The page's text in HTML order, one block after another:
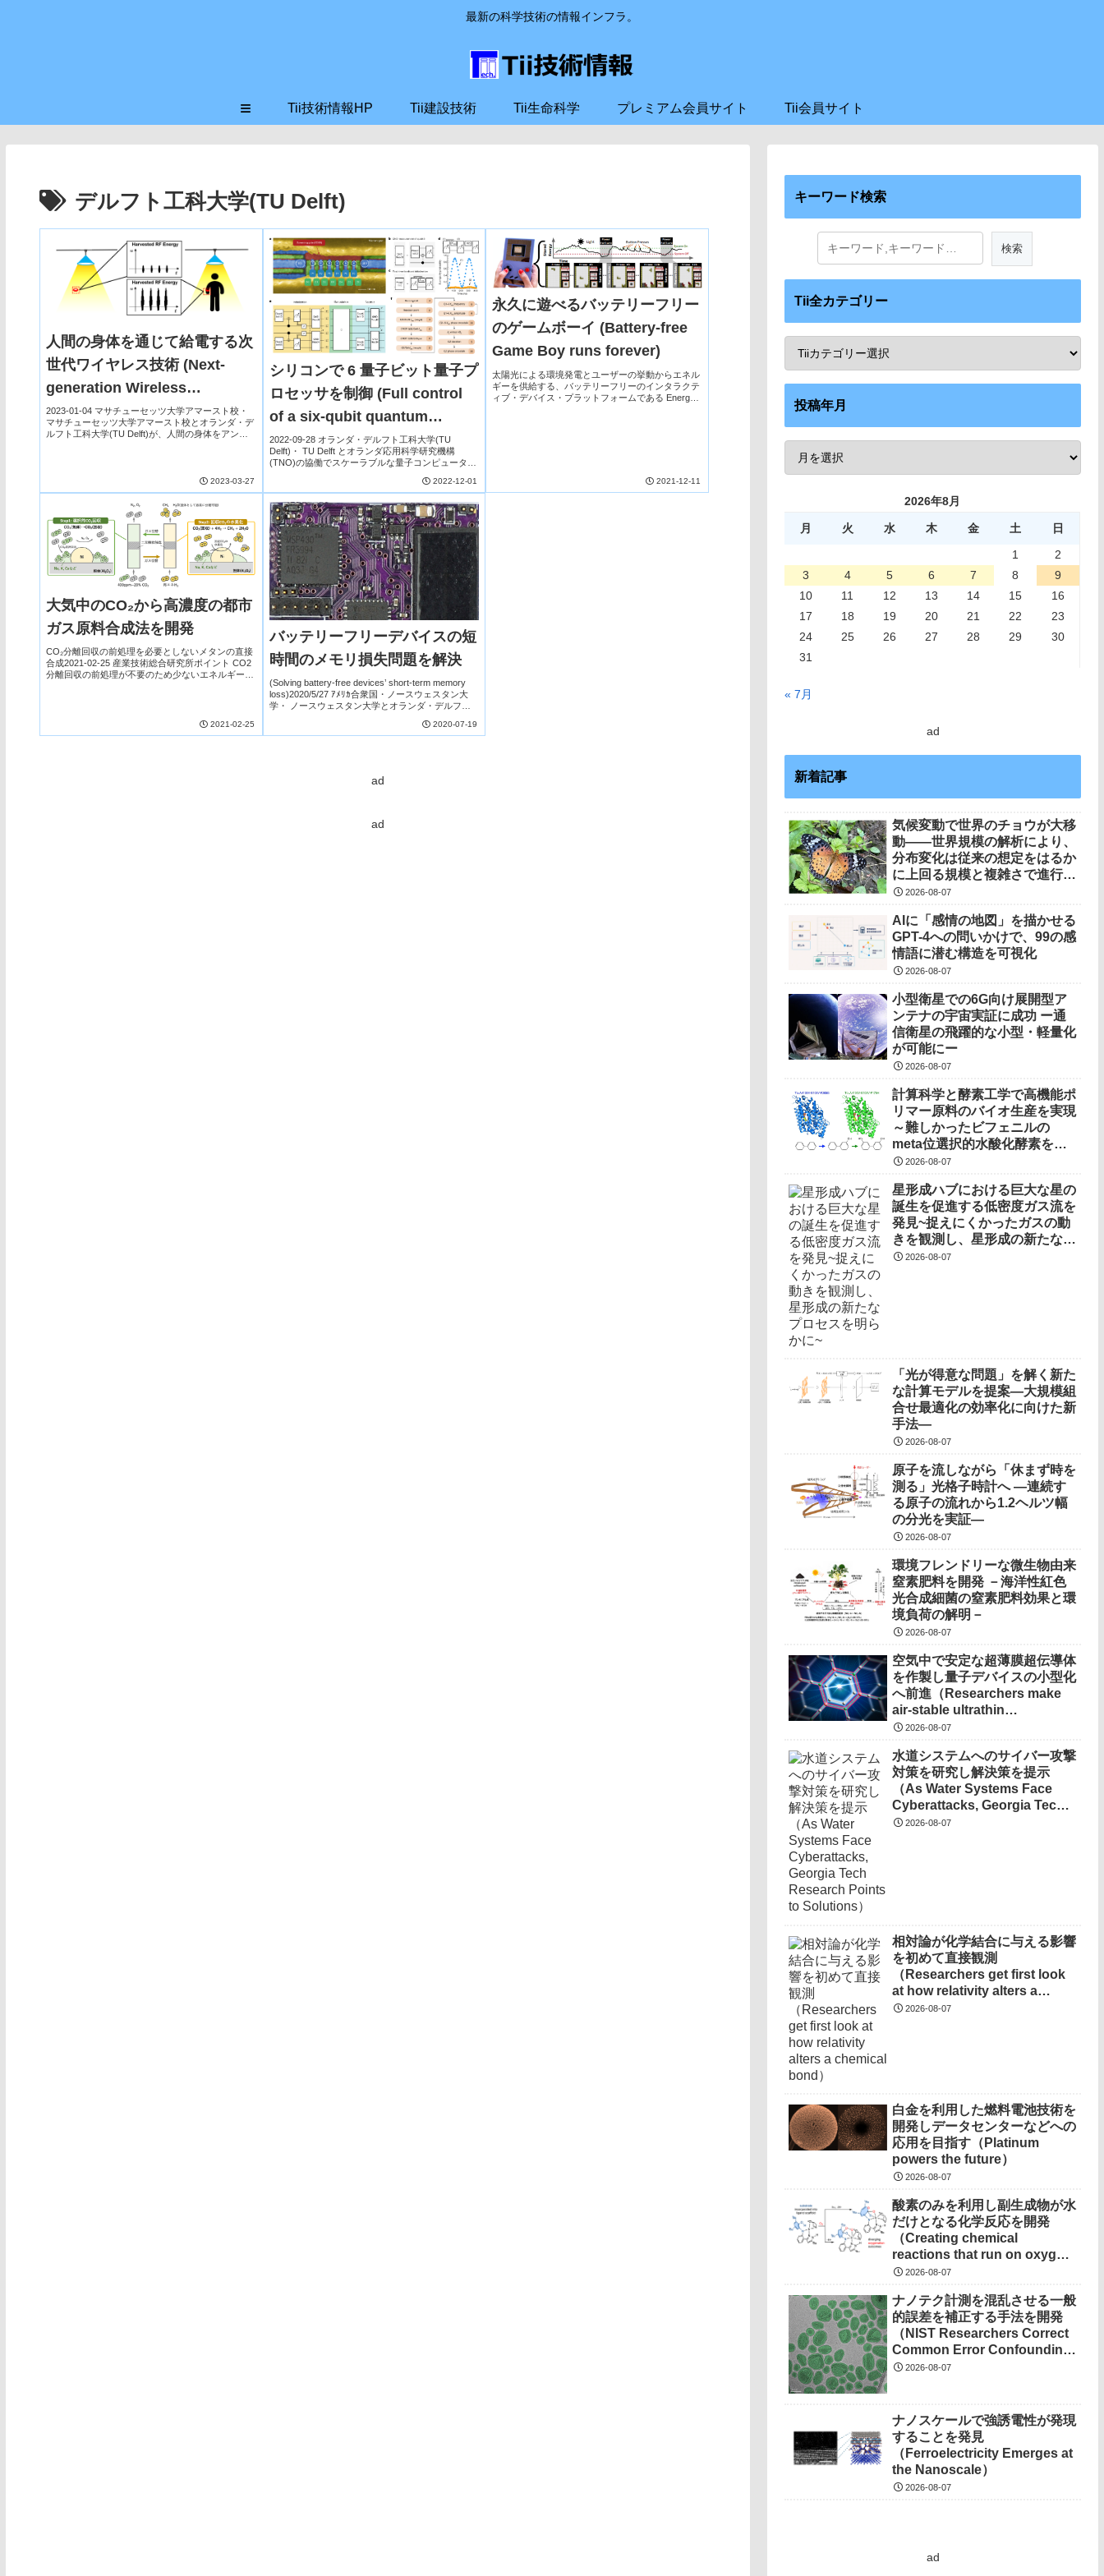
最新の科学技術の情報インフラ。
≡ Tii技術情報HP Tii建設技術 Tii生命科学 プレミアム会員サイト Tii会員サイト
デルフト工科大学(TU Delft)
人間の身体を通じて給電する次
世代ワイヤレス技術 (Next-
generation Wireless
Technology May Leverage
the Human Body for Energy)
2023-01-04 マサチューセッツ大学アマースト校・
マサチューセッツ大学アマースト校とオランダ・デ
ルフト工科大学(TU Delft)が、人間の身体をアンテ
2023-03-27
シリコンで 6 量子ビット量子プ
ロセッサを制御 (Full control
of a six-qubit quantum
processor in silicon)
2022-09-28 オランダ・デルフト工科大学(TU
Delft)・ TU Delft とオランダ応用科学研究機構
(TNO)の協働でスケーラブルな量子コンピューター
2022-12-01
永久に遊べるバッテリーフリー
のゲームボーイ (Battery-free
Game Boy runs forever)
太陽光による環境発電とユーザーの挙動からエネル
ギーを供給する、バッテリーフリーのインタラクテ
ィブ・デバイス・プラットフォームである Energy
2021-12-11
大気中のCO₂から高濃度の都市
ガス原料合成法を開発
CO₂分離回収の前処理を必要としないメタンの直接
合成2021-02-25 産業技術総合研究所ポイント CO2
分離回収の前処理が不要のため少ないエネルギー消
2021-02-25
バッテリーフリーデバイスの短
時間のメモリ損失問題を解決
(Solving battery-free devices’ short-term memory
loss)2020/5/27 ｱﾒﾘｶ合衆国・ノースウェスタン大
学・ ノースウェスタン大学とオランダ・デルフト
2020-07-19
ad
ad
キーワード検索
Tii全カテゴリー
投稿年月
2026年8月
月 火 水 木 金 土
日
1
2
3
4 5 6 7 8
9
10
11 12 13 14 15
16
17
18 19 20 21 22
23
24
25 26 27 28 29
30
31
« 7月
ad
新着記事
気候変動で世界のチョウが大移
動――世界規模の解析により、
分布変化は従来の想定をはるか
に上回る規模と複雑さで進行し
ていることを解明――
2026-08-07
AIに「感情の地図」を描かせる
GPT-4への問いかけで、99の感
情語に潜む構造を可視化
2026-08-07
小型衛星での6G向け展開型ア
ンテナの宇宙実証に成功 ー通
信衛星の飛躍的な小型・軽量化
が可能にー
2026-08-07
計算科学と酵素工学で高機能ポ
リマー原料のバイオ生産を実現
～難しかったビフェニルの
meta位選択的水酸化酵素を開
発～2026-08-07
星形成ハブにおける巨大な星の
誕生を促進する低密度ガス流を
発見~捉えにくかったガスの動
きを観測し、星形成の新たなプ
ロセスを明らかに~
2026-08-07
「光が得意な問題」を解く新た
な計算モデルを提案―大規模組
合せ最適化の効率化に向けた新
手法―
2026-08-07
原子を流しながら「休まず時を
測る」光格子時計へ ―連続す
る原子の流れから1.2ヘルツ幅
の分光を実証―
2026-08-07
環境フレンドリーな微生物由来
窒素肥料を開発 －海洋性紅色
光合成細菌の窒素肥料効果と環
境負荷の解明－
2026-08-07
空気中で安定な超薄膜超伝導体
を作製し量子デバイスの小型化
へ前進（Researchers make
air-stable ultrathin
superconductors more
devices）
2026-08-07
水道システムへのサイバー攻撃
対策を研究し解決策を提示
（As Water Systems Face
Cyberattacks, Georgia Tech
Research Points to
2026-08-07
相対論が化学結合に与える影響
を初めて直接観測
（Researchers get first look
at how relativity alters a
chemical bond）
2026-08-07
白金を利用した燃料電池技術を
開発しデータセンターなどへの
応用を目指す（Platinum
powers the future）
2026-08-07
酸素のみを利用し副生成物が水
だけとなる化学反応を開発
（Creating chemical
reactions that run on oxygen,
produce only water as
2026-08-07
ナノテク計測を混乱させる一般
的誤差を補正する手法を開発
（NIST Researchers Correct
Common Error Confounding
Nanotech Measurements）
2026-08-07
ナノスケールで強誘電性が発現
することを発見
（Ferroelectricity Emerges at
the Nanoscale）
2026-08-07
ad